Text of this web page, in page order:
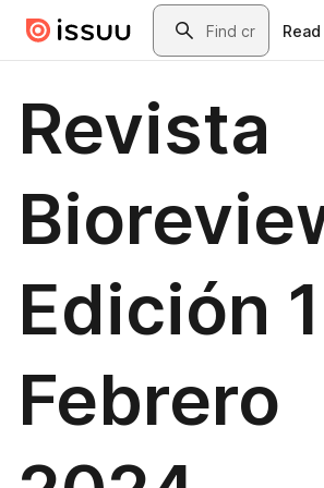
Skip to main contentSearch
Read
Revista
Edición
Febrero